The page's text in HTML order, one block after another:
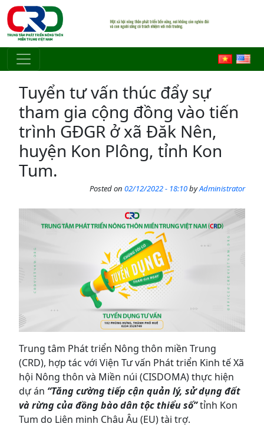
Skip to main content
Tuyển tư vấn thúc đẩy sự
tham gia cộng đồng vào tiến
trình GĐGR ở xã Đăk Nên,
huyện Kon Plông, tỉnh Kon
Tum.
Posted on 02/12/2022 - 18:10byAdministrator
Trung tâm Phát triển Nông thôn miền Trung
(CRD), hợp tác với Viện Tư vấn Phát triển Kinh tế Xã
hội Nông thôn và Miền núi (CISDOMA) thực hiện
dự án “Tăng cường tiếp cận quản lý, sử dụng đất
và rừng của đồng bào dân tộc thiểu số”tỉnh Kon
Tum do Liên minh Châu Âu (EU) tài trợ.